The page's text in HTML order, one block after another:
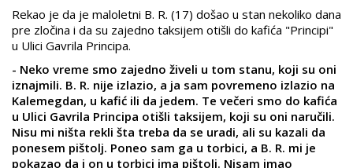
Rekao je da je maloletni B. R. (17) došao u stan nekoliko dana
pre zločina i da su zajedno taksijem otišli do kafića "Principi"
u Ulici Gavrila Principa.
- Neko vreme smo zajedno živeli u tom stanu, koji su oni
iznajmili. B. R. nije izlazio, a ja sam povremeno izlazio na
Kalemegdan, u kafić ili da jedem. Te večeri smo do kafića
u Ulici Gavrila Principa otišli taksijem, koji su oni naručili.
Nisu mi ništa rekli šta treba da se uradi, ali su kazali da
ponesem pištolj. Poneo sam ga u torbici, a B. R. mi je
pokazao da i on u torbici ima pištolj. Nisam imao